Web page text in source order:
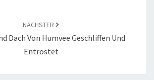
NÄCHSTER
Dach Von Humvee Geschliffen Und
Entrostet